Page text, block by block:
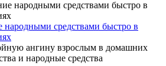
народными средствами быстро в